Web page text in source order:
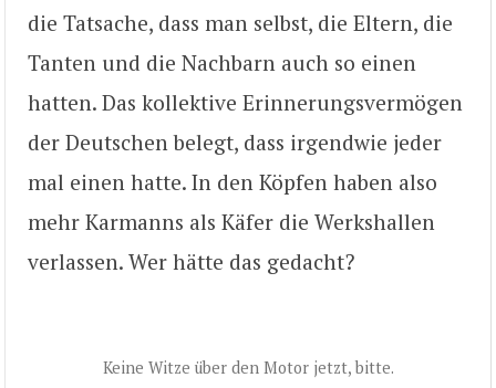
die Tatsache, dass man selbst, die Eltern, die
Tanten und die Nachbarn auch so einen
hatten. Das kollektive Erinnerungsvermögen
der Deutschen belegt, dass irgendwie jeder
mal einen hatte. In den Köpfen haben also
mehr Karmanns als Käfer die Werkshallen
verlassen. Wer hätte das gedacht?
Keine Witze über den Motor jetzt, bitte.